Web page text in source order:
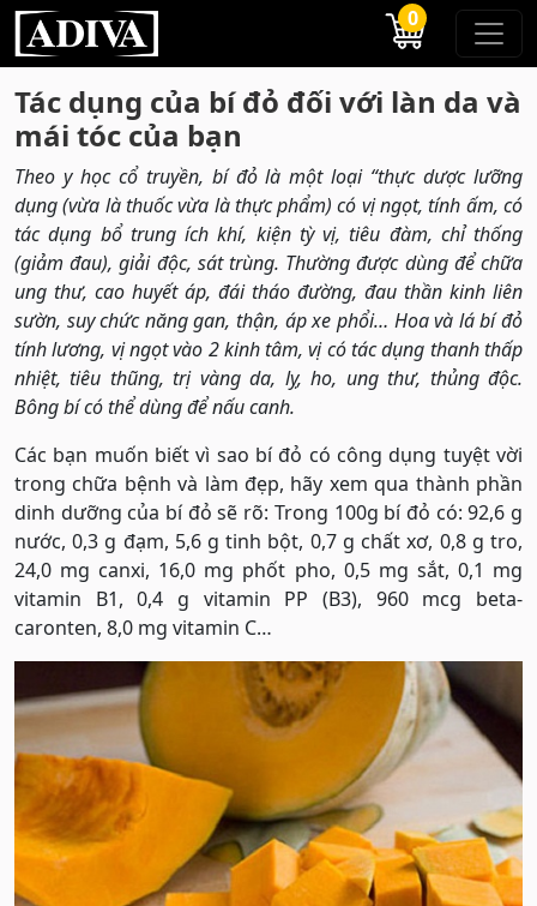
0
Tác dụng của bí đỏ đối với làn da và
mái tóc của bạn
Theo y học cổ truyền, bí đỏ là một loại “thực dược lưỡng
dụng (vừa là thuốc vừa là thực phẩm) có vị ngọt, tính ấm, có
tác dụng bổ trung ích khí, kiện tỳ vị, tiêu đàm, chỉ thống
(giảm đau), giải độc, sát trùng. Thường được dùng để chữa
ung thư, cao huyết áp, đái tháo đường, đau thần kinh liên
sườn, suy chức năng gan, thận, áp xe phổi… Hoa và lá bí đỏ
tính lương, vị ngọt vào 2 kinh tâm, vị có tác dụng thanh thấp
nhiệt, tiêu thũng, trị vàng da, lỵ, ho, ung thư, thủng độc.
Bông bí có thể dùng để nấu canh.
Các bạn muốn biết vì sao bí đỏ có công dụng tuyệt vời
trong chữa bệnh và làm đẹp, hãy xem qua thành phần
dinh dưỡng của bí đỏ sẽ rõ: Trong 100g bí đỏ có: 92,6 g
nước, 0,3 g đạm, 5,6 g tinh bột, 0,7 g chất xơ, 0,8 g tro,
24,0 mg canxi, 16,0 mg phốt pho, 0,5 mg sắt, 0,1 mg
vitamin B1, 0,4 g vitamin PP (B3), 960 mcg beta-
caronten, 8,0 mg vitamin C…